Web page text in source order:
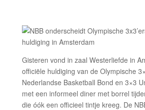
Gisteren vond in zaal Westerliefde in
officiële huldiging van de Olympische
Nederlandse Basketball Bond en 3×3
met een informeel diner met borrel
die óók een officieel tintje kreeg. De